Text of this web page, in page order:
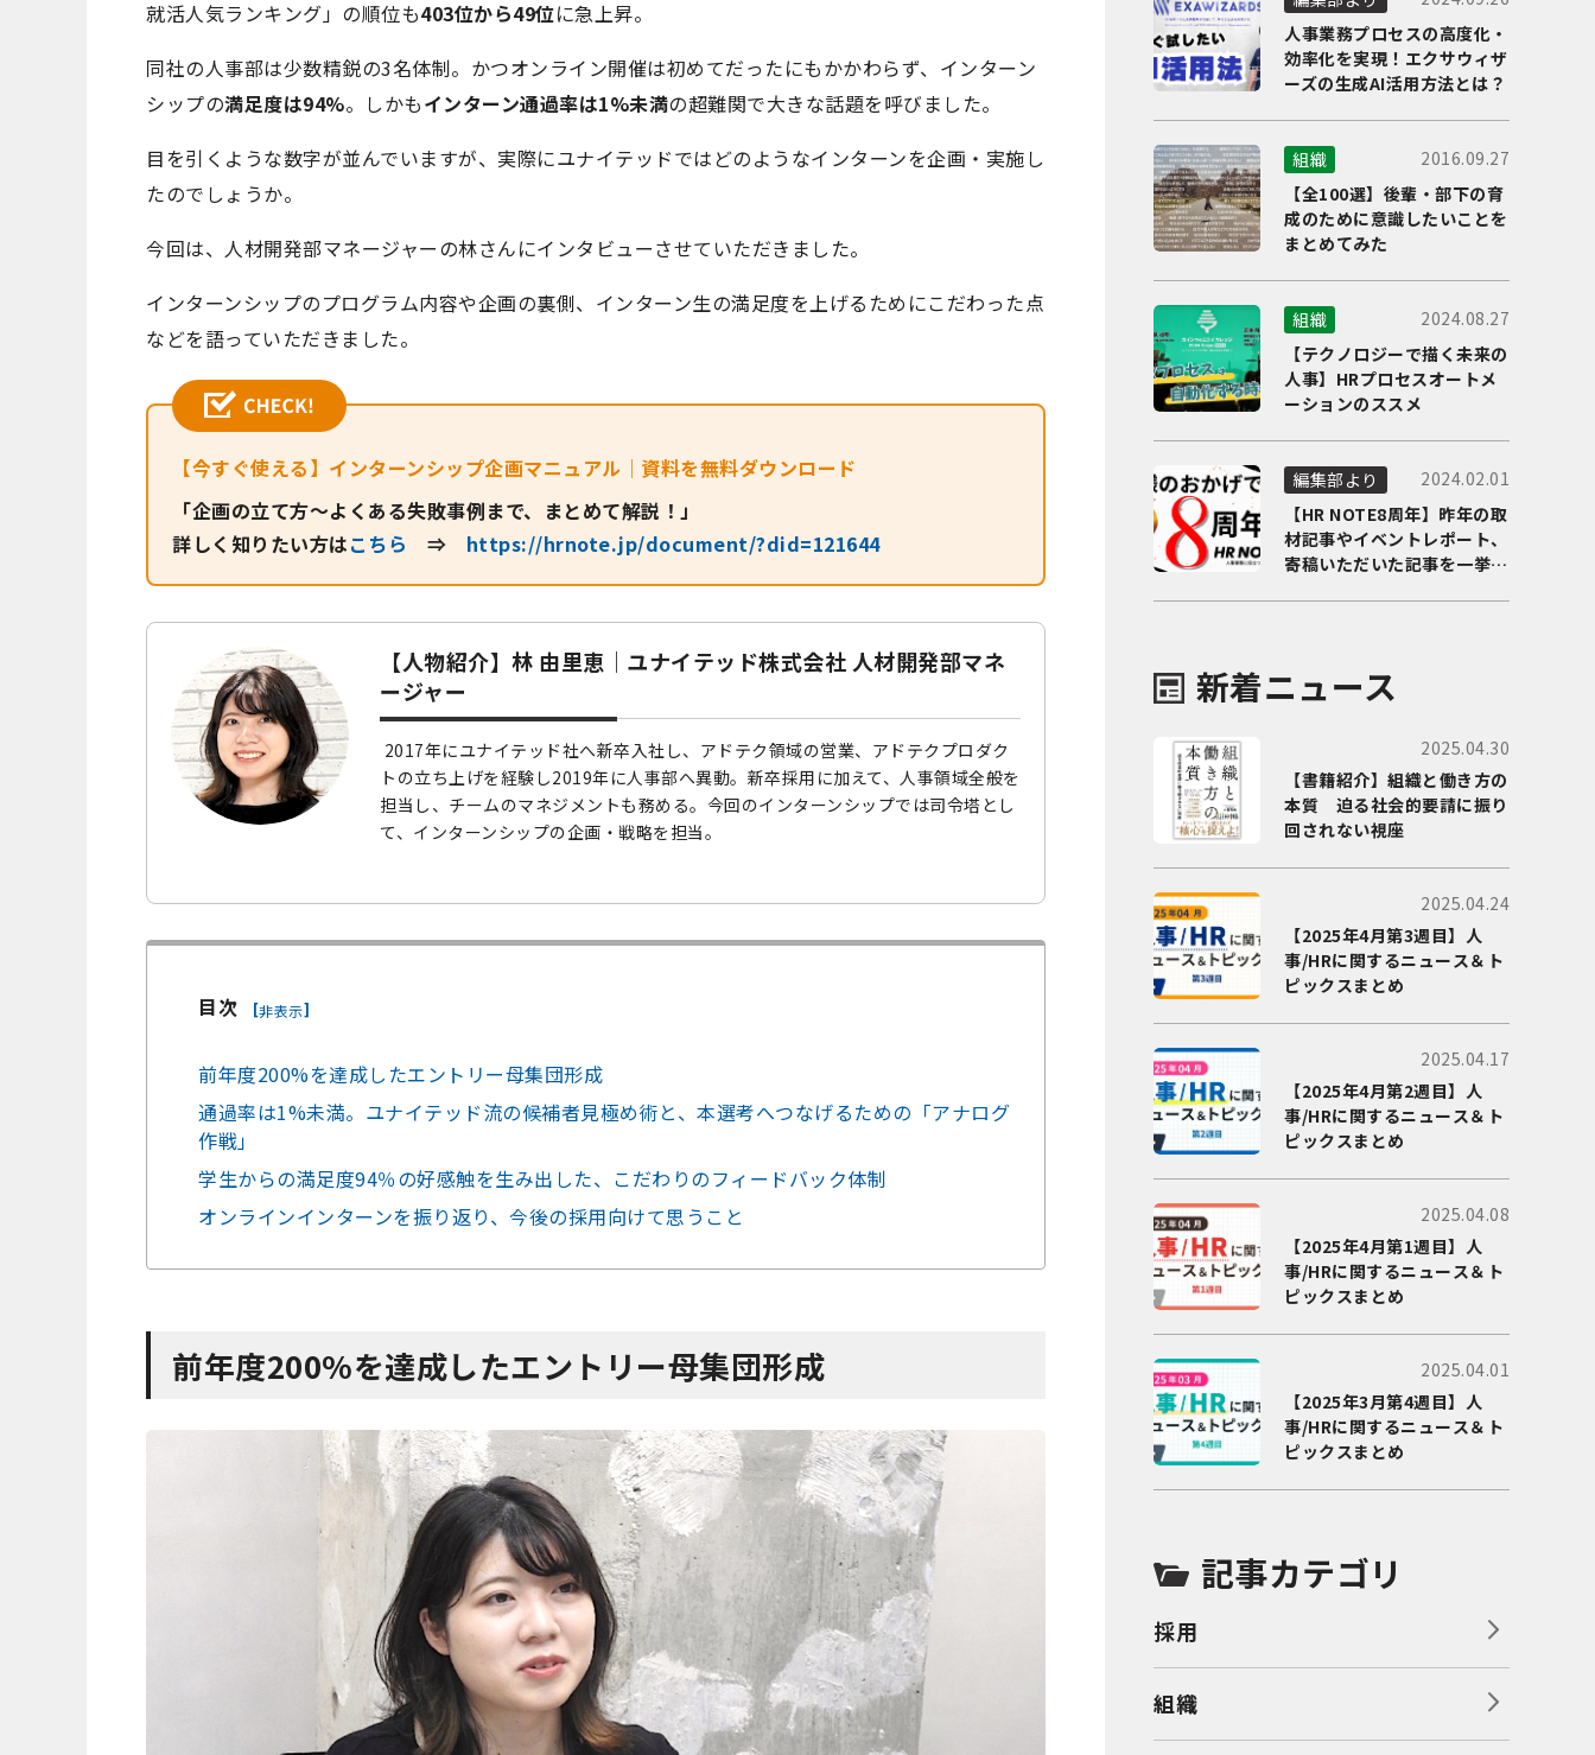
就活人気ランキング」の順位も403位から49位に急上昇。
同社の人事部は少数精鋭の3名体制。かつオンライン開催は初めてだったにもかかわらず、インターン
シップの満足度は94%。しかもインターン通過率は1%未満の超難関で大きな話題を呼びました。
目を引くような数字が並んでいますが、実際にユナイテッドではどのようなインターンを企画・実施し
たのでしょうか。
今回は、人材開発部マネージャーの林さんにインタビューさせていただきました。
インターンシップのプログラム内容や企画の裏側、インターン生の満足度を上げるためにこだわった点
などを語っていただきました。
【今すぐ使える】インターンシップ企画マニュアル｜資料を無料ダウンロード
「企画の立て方～よくある失敗事例まで、まとめて解説！」
詳しく知りたい方はこちら ⇒ https://hrnote.jp/document/?did=121644
【人物紹介】林 由里恵｜ユナイテッド株式会社 人材開発部マネ
ージャー
2017年にユナイテッド社へ新卒入社し、アドテク領域の営業、アドテクプロダク
トの立ち上げを経験し2019年に人事部へ異動。新卒採用に加えて、人事領域全般を
担当し、チームのマネジメントも務める。今回のインターンシップでは司令塔とし
て、インターンシップの企画・戦略を担当。
目次 [非表示]
前年度200%を達成したエントリー母集団形成
通過率は1%未満。ユナイテッド流の候補者見極め術と、本選考へつなげるための「アナログ
作戦」
学生からの満足度94％の好感触を生み出した、こだわりのフィードバック体制
オンラインインターンを振り返り、今後の採用向けて思うこと
前年度200%を達成したエントリー母集団形成
人事業務プロセスの高度化・
効率化を実現！エクサウィザ
ーズの生成AI活用方法とは？
組織
2016.09.27
【全100選】後輩・部下の育
成のために意識したいことを
まとめてみた
組織
2024.08.27
【テクノロジーで描く未来の
人事】HRプロセスオートメ
ーションのススメ
編集部より
2024.02.01
【HR NOTE8周年】昨年の取
材記事やイベントレポート、
寄稿いただいた記事を一挙に
新着ニュース
2025.04.30
【書籍紹介】組織と働き方の
本質 迫る社会的要請に振り
回されない視座
2025.04.24
【2025年4月第3週目】人
事/HRに関するニュース＆ト
ピックスまとめ
2025.04.17
【2025年4月第2週目】人
事/HRに関するニュース＆ト
ピックスまとめ
2025.04.08
【2025年4月第1週目】人
事/HRに関するニュース＆ト
ピックスまとめ
2025.04.01
【2025年3月第4週目】人
事/HRに関するニュース＆ト
ピックスまとめ
記事カテゴリ
採用
組織